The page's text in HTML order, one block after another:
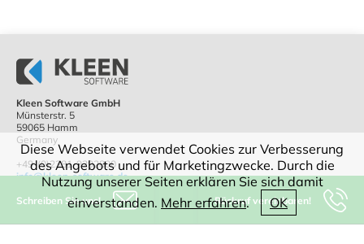
Diese Webseite verwendet Cookies zur Verbesserung
des Angebots und für Marketingzwecke. Durch die
Nutzung unserer Seiten erklären Sie sich damit
einverstanden. Mehr erfahren. OK
Schreiben Sie uns! Rückruf vereinbaren!
Kleen Software GmbH
Münsterstr. 5
59065 Hamm
Germany
+49-(0)2381-9292800
info@kleen-software.de